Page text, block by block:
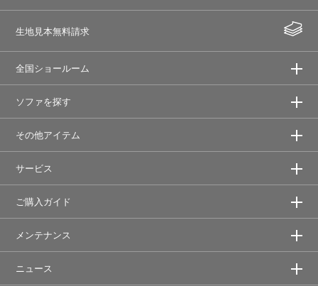
生地見本無料請求
全国ショールーム
ソファを探す
その他アイテム
サービス
ご購入ガイド
メンテナンス
ニュース